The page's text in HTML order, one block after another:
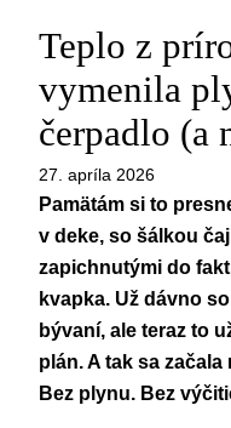
Teplo z
vymenila
čerpadlo (a
27. apríla 2026
Pamätám si to
v deke, so šálkou
zapichnutými do
kvapka. Už dávno
bývaní, ale teraz to
plán. A tak sa
Bez plynu. Bez